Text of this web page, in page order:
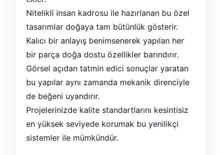
Nitelikli insan kadrosu ile hazırlanan bu özel
tasarımlar doğaya tam bütünlük gösterir.
Kalıcı bir anlayış benimsenerek yapılan her
bir parça doğa dostu özellikler barındırır.
Görsel açıdan tatmin edici sonuçlar yaratan
bu yapılar aynı zamanda mekanik direnciyle
de beğeni uyandırır.
Projelerinizde kalite standartlarını kesintisiz
en yüksek seviyede korumak bu yenilikçi
sistemler ile mümkündür.